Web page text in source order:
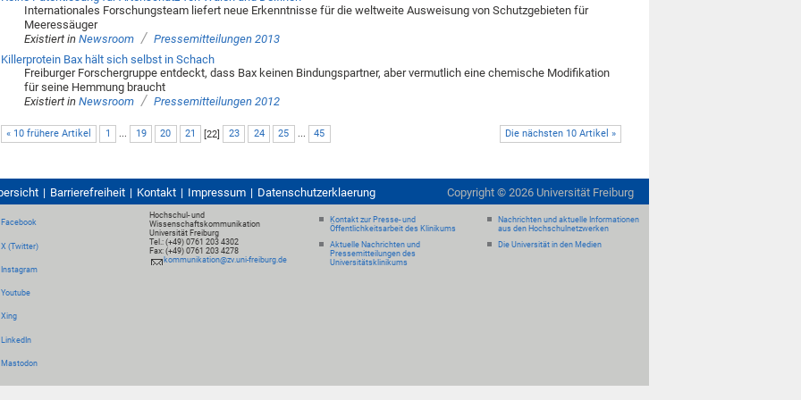
Internationales Forschungsteam liefert neue Erkenntnisse für die weltweite Ausweisung von Schutzgebieten für
Meeressäuger
Existiert in Newsroom / Pressemitteilungen 2013
Killerprotein Bax hält sich selbst in Schach
Freiburger Forschergruppe entdeckt, dass Bax keinen Bindungspartner, aber vermutlich eine chemische Modifikation
für seine Hemmung braucht
Existiert in Newsroom / Pressemitteilungen 2012
« 10 frühere Artikel Die nächsten 10 Artikel »
1 ... 19 20 21 [22] 23 24 25 ... 45
Barrierefreiheit Kontakt Impressum Datenschutzerklaerung Copyright © 2026 Universität Freiburg
Facebook
X (Twitter)
Instagram
Youtube
Xing
LinkedIn
Mastodon
Hochschul- und
Wissenschaftskommunikation
Universität Freiburg
Tel.: (+49) 0761 203 4302
Fax: (+49) 0761 203 4278
kommunikation@zv.uni-freiburg.de
Kontakt zur Presse- und
Öffentlichkeitsarbeit des Klinikums
Aktuelle Nachrichten und
Pressemitteilungen des
Universitätsklinikums
Nachrichten und aktuelle Informationen
aus den Hochschulnetzwerken
Die Universität in den Medien